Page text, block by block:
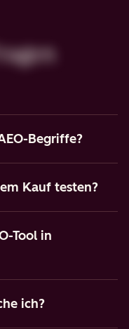
Begriffe?
Kauf testen?
Tool in
ich?